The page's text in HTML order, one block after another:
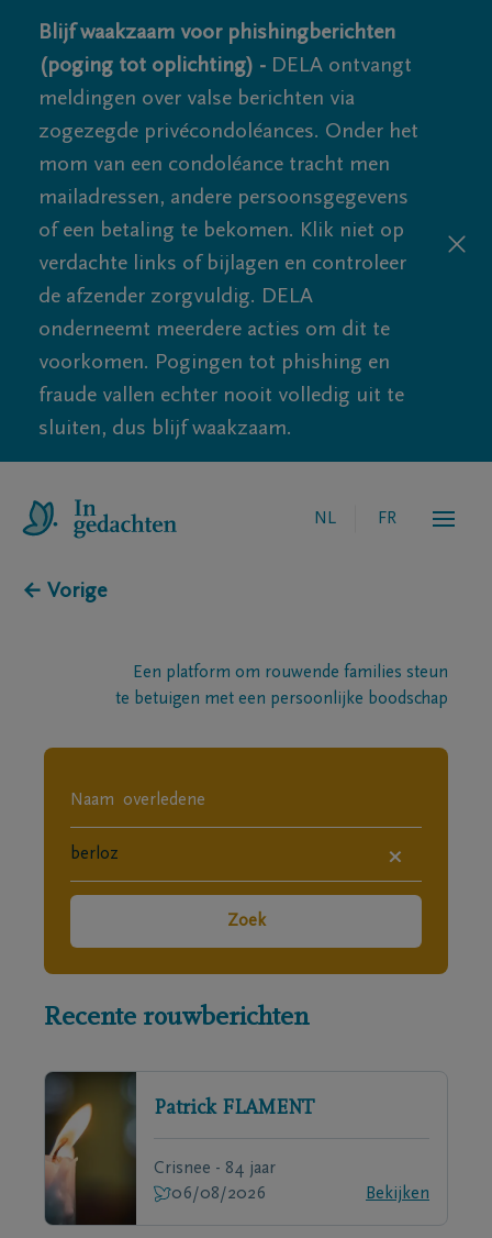
Blijf waakzaam voor phishingberichten
(poging tot oplichting) - DELA ontvangt
meldingen over valse berichten via
zogezegde privécondoléances. Onder het
mom van een condoléance tracht men
mailadressen, andere persoonsgegevens
of een betaling te bekomen. Klik niet op
verdachte links of bijlagen en controleer
de afzender zorgvuldig. DELA
onderneemt meerdere acties om dit te
voorkomen. Pogingen tot phishing en
fraude vallen echter nooit volledig uit te
sluiten, dus blijf waakzaam.
NL FR
← Vorige
Een platform om rouwende families steun
te betuigen met een persoonlijke boodschap
×
Zoek
Recente rouwberichten
Patrick FLAMENT
Crisnee - 84 jaar
06/08/2026
Bekijken